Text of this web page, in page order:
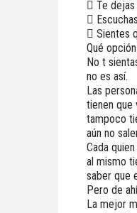
 Te dejas

 Sientes
Qué
No t
no es así.
Las
tienen que
tampoco
aún no
Cada
al mismo
saber que
Pero de
La mejor